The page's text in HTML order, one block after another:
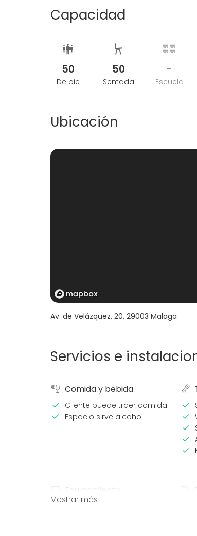
Capacidad
50
De pie
50
Sentada
-
Escuela
Ubicación
Av. de Velázquez, 20, 29003 Malaga
Servicios e
Comida y bebida
Cliente puede traer comida
Espacio sirve alcohol
Equipamiento
Escenario
Mostrar más